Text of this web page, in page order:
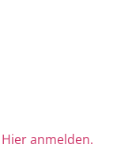
Hier anmelden.